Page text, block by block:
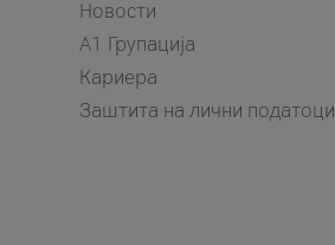
Новости
А1 Групација
Кариера
Заштита на лични податоци